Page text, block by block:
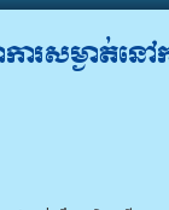
ារ​សម្ងាត់​នៅ​ក